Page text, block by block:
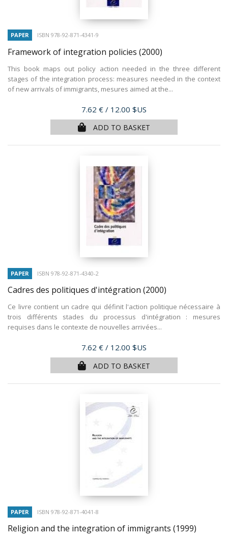
PAPER ISBN 978-92-871-4341-9
Framework of integration policies (2000)
This book maps out policy action needed in the three different
stages of the integration process: measures needed in the context
of new arrivals of immigrants, mesures aimed at the...
Price
7.62 € / 12.00 $US
ADD TO BASKET
PAPER ISBN 978-92-871-4340-2
Cadres des politiques d'intégration (2000)
Ce livre contient un cadre qui définit l'action politique nécessaire à
trois différents stades du processus d'intégration : mesures
requises dans le contexte de nouvelles arrivées...
Price
7.62 € / 12.00 $US
ADD TO BASKET
PAPER ISBN 978-92-871-4041-8
Religion and the integration of immigrants (1999)